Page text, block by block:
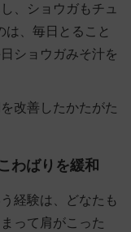
、ショウガもチュ
は、毎日とること
ショウガみそ汁を
改善したかたがた
わばりを緩和
経験は、どなたも
って肩がこった